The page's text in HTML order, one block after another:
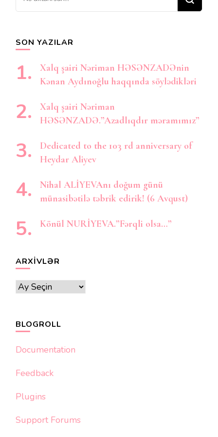
şey
SON YAZILAR
Xalq şairi Nəriman HƏSƏNZADƏnin
Kənan Aydınoğlu haqqında söylədikləri
Xalq şairi Nəriman
HƏSƏNZADƏ.”Azadlıqdır məramımız”
Dedicated to the 103 rd anniversary of
Heydar Aliyev
Nihal ALİYEVAnı doğum günü
münasibətilə təbrik edirik! (6 Avqust)
Könül NURİYEVA.”Fərqli olsa…”
ARXIVLƏR
Arxivlər
BLOGROLL
Documentation
Feedback
Plugins
Support Forums